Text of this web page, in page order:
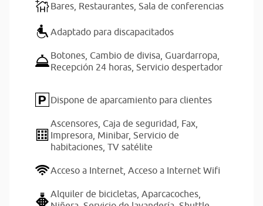
Bares, Restaurantes, Sala de conferencias
Adaptado para discapacitados
Botones, Cambio de divisa, Guardarropa,
Recepción 24 horas, Servicio despertador
Dispone de aparcamiento para clientes
Ascensores, Caja de seguridad, Fax,
Impresora, Minibar, Servicio de
habitaciones, TV satélite
Acceso a Internet, Acceso a Internet Wifi
Alquiler de bicicletas, Aparcacoches,